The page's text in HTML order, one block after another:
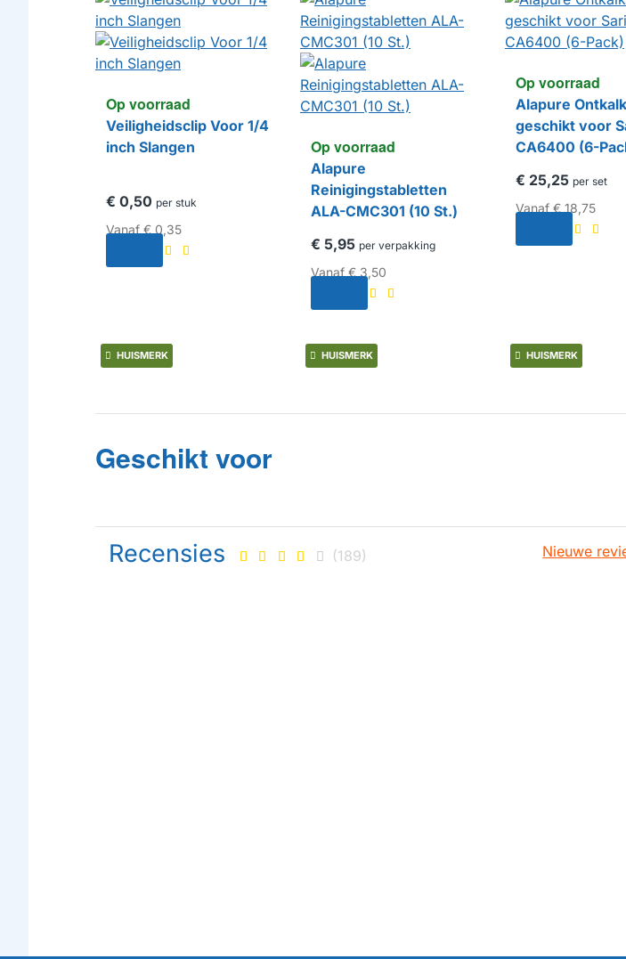
HUISMERK
Op voorraad
Veiligheidsclip Voor 1/4
inch Slangen
€ 0,50 per stuk
Vanaf € 0,35
HUISMERK
Op voorraad
Alapure
Reinigingstabletten
ALA-CMC301 (10 St.)
€ 5,95 per verpakking
Vanaf€ 3,50
HUISMERK
Op voorraad
Alapure
geschikt voor
CA6400 (6-
€ 25,25 per set
Vanaf€ 18,75
Geschikt voor
Recensies (189)
Nieuwe